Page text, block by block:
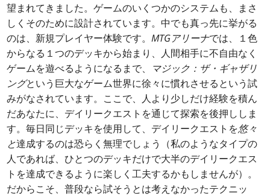
望まれてきました。ゲームのいくつかのシステムも、まさ
しくそのために設計されています。中でも真っ先に挙がる
のは、新規プレイヤー体験です。MTGアリーナでは、１色
からなる１つのデッキから始まり、人間相手に不自由なく
ゲームを遊べるようになるまで、
マジック：ザ・ギャザリ
ングという巨大なゲーム世界に徐々に慣れさせるという試
みがなされています。ここで、人より少しだけ経験を積ん
だあなたに、デイリークエストを通じて探索を後押ししま
す。毎日同じデッキを使用して、デイリークエストを悠々
と達成するのは恐らく無理でしょう（私のようなタイプの
人であれば、ひとつのデッキだけで大半のデイリークエス
トを達成できるように楽しく工夫するかもしませんが）。
だからこそ、普段なら試そうとは考えなかったテクニッ